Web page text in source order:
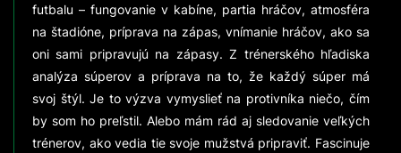
futbalu – fungovanie v kabíne, partia hráčov, atmosféra
na štadióne, príprava na zápas, vnímanie hráčov, ako sa
oni sami pripravujú na zápasy. Z trénerského hľadiska
analýza súperov a príprava na to, že každý súper má
svoj štýl. Je to výzva vymyslieť na protivníka niečo, čím
by som ho preľstil. Alebo mám rád aj sledovanie veľkých
trénerov, ako vedia tie svoje mužstvá pripraviť. Fascinuje